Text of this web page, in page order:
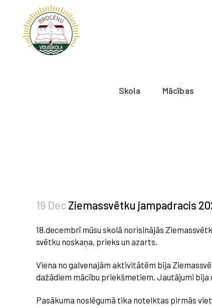
Skola Mācības
19 DecZiemassvētku jampadracis
18.decembrī mūsu skolā norisinājās
svētku noskaņa, prieks un azarts.
Viena no galvenajām aktivitātēm bija
dažādiem mācību priekšmetiem. Jautājumi bija
Pasākuma noslēgumā tika noteiktas pirmās